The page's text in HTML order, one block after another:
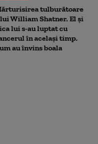
tulburătoare
William Shatner. El și
lui s-au luptat cu
în același timp.
au învins boala